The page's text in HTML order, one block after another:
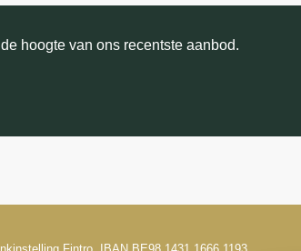
hoogte van ons recentste aanbod.